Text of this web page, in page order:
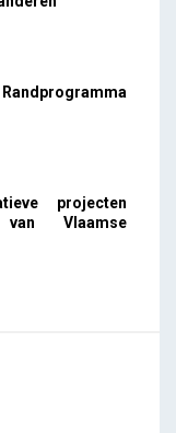
projecten
Vlaamse